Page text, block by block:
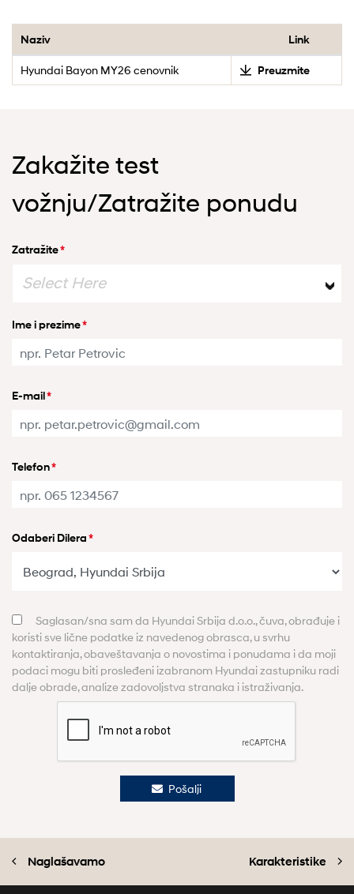
Naziv Link
Hyundai Bayon MY26 cenovnik Preuzmite
Zakažite test
vožnju/Zatražite ponudu
Zatražite*
Select Here
Ime i prezime*
E-mail*
Telefon*
Odaberi Dilera*
Saglasan/sna sam da Hyundai Srbija d.o.o., čuva, obrađuje i
koristi sve lične podatke iz navedenog obrasca, u svrhu
kontaktiranja, obaveštavanja o novostima i ponudama i da moji
podaci mogu biti prosleđeni izabranom Hyundai zastupniku radi
dalje obrade, analize zadovoljstva stranaka i istraživanja.
Pošalji
Naglašavamo Karakteristike